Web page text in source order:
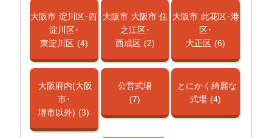
大阪市 淀川区･西
淀川区･
東淀川区 (4)
大阪市 大阪市 住
之江区･
西成区 (2)
大阪市 此花区･港
区･
大正区 (6)
大阪府内(大阪
市･
堺市以外) (3)
公営式場
(7)
とにかく綺麗な
式場 (4)